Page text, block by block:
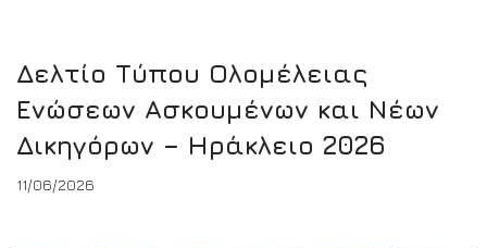
Δελτίο Τύπου Ολομέλειας
Ενώσεων Ασκουμένων και Νέων
Δικηγόρων – Ηράκλειο 2026
11/06/2026